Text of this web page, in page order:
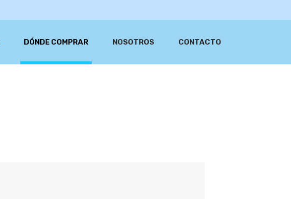
DÓNDE COMPRAR NOSOTROS CONTACTO